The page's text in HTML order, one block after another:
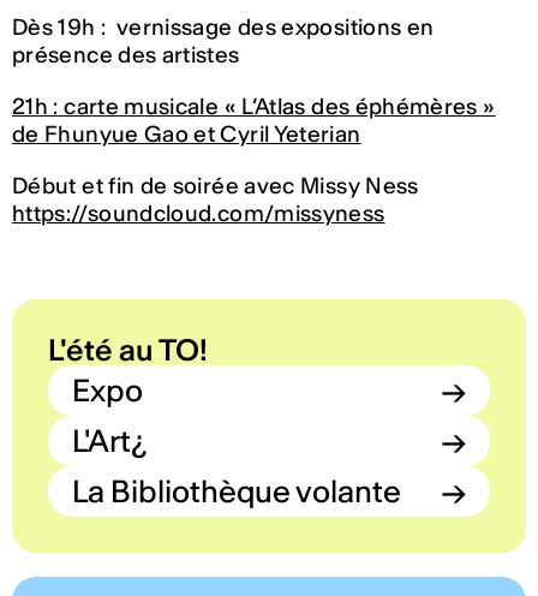
Dès 19h : vernissage des expositions en
présence des artistes
21h : carte musicale « L’Atlas des éphémères »
de Fhunyue Gao et Cyril Yeterian
Début et fin de soirée avec Missy Ness
https://soundcloud.com/missyness
L'été au TO!
Expo
→
L'Art¿
→
La Bibliothèque volante
→